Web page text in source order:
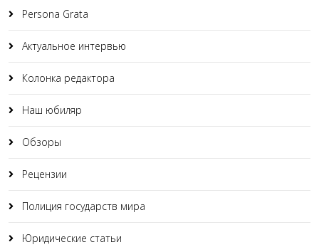
Persona Grata
Актуальное интервью
Колонка редактора
Наш юбиляр
Обзоры
Рецензии
Полиция государств мира
Юридические статьи